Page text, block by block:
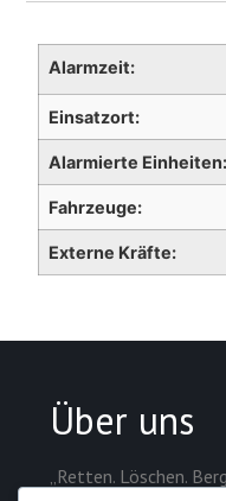
Alarmzeit:
Einsatzort:
Alarmierte Einheiten:
Fahrzeuge:
Externe Kräfte:
Über uns
„Retten. Löschen.